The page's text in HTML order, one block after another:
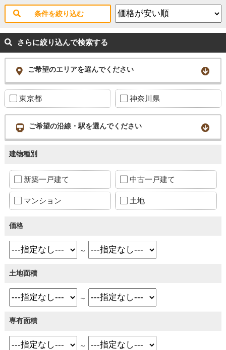
条件を絞り込む
さらに絞り込んで検索する
ご希望のエリアを選んでください
東京都 神奈川県
ご希望の沿線・駅を選んでください
建物種別
新築一戸建て 中古一戸建て
マンション 土地
価格
～
土地面積
～
専有面積
～